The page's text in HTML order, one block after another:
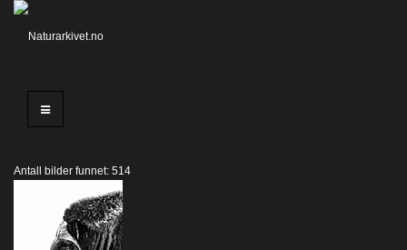
Antall bilder funnet: 514